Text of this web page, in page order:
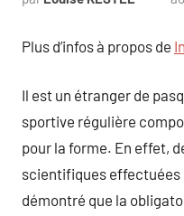
Plus d’infos à propos de
Il est un étranger de
sportive régulière
pour la forme. En effet,
scientifiques effectuées
démontré que la